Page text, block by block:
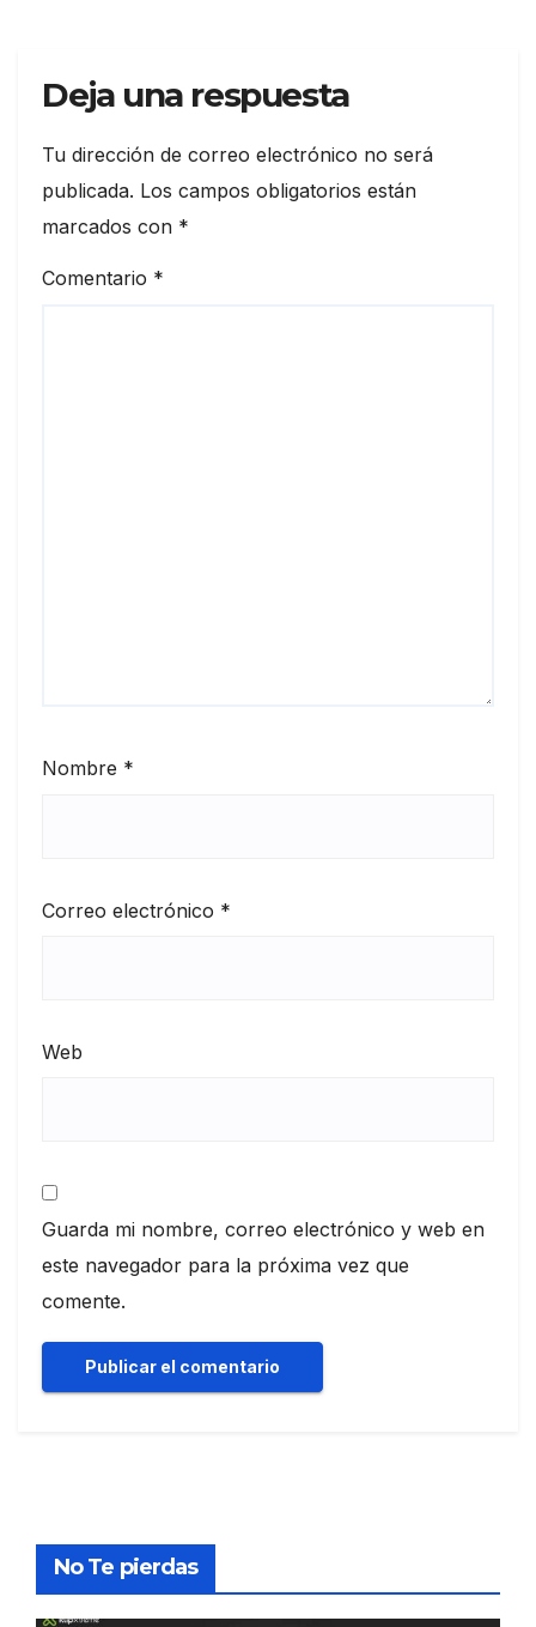
Deja una respuesta
Tu dirección de correo electrónico no será
publicada. Los campos obligatorios están
marcados con *
Comentario *
Nombre *
Correo electrónico *
Web
Guarda mi nombre, correo electrónico y web en
este navegador para la próxima vez que
comente.
No Te pierdas